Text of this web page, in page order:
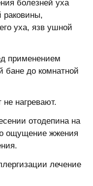
болезней уха
раковины,
уха, язв ушной
применением
бане до комнатной
нагревают.
отодепина на
ощущение жжения
лечение